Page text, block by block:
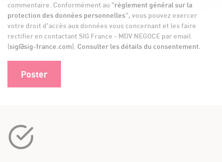
commentaire. Conformément au "règlement général sur la
protection des données personnelles", vous pouvez exercer
votre droit d'accès aux données vous concernant et les faire
rectifier en contactant SIG France - MDV NEGOCE par email
(sig@sig-france.com). Consulter les détails du consentement.